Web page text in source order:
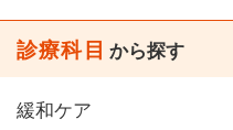
診療科目 から探す
緩和ケア